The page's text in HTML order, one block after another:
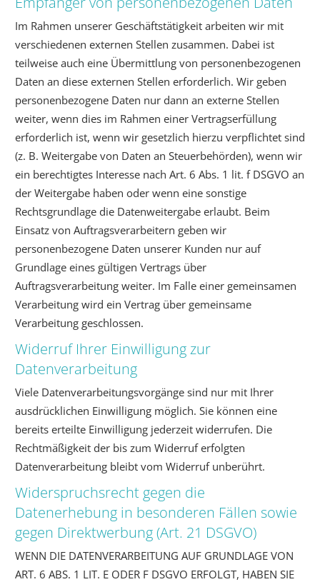
Im Rahmen unserer Geschäftstätigkeit arbeiten wir mit
verschiedenen externen Stellen zusammen. Dabei ist
teilweise auch eine Übermittlung von personenbezogenen
Daten an diese externen Stellen erforderlich. Wir geben
personenbezogene Daten nur dann an externe Stellen
weiter, wenn dies im Rahmen einer Vertragserfüllung
erforderlich ist, wenn wir gesetzlich hierzu verpflichtet sind
(z. B. Weitergabe von Daten an Steuerbehörden), wenn wir
ein berechtigtes Interesse nach Art. 6 Abs. 1 lit. f DSGVO an
der Weitergabe haben oder wenn eine sonstige
Rechtsgrundlage die Datenweitergabe erlaubt. Beim
Einsatz von Auftragsverarbeitern geben wir
personenbezogene Daten unserer Kunden nur auf
Grundlage eines gültigen Vertrags über
Auftragsverarbeitung weiter. Im Falle einer gemeinsamen
Verarbeitung wird ein Vertrag über gemeinsame
Verarbeitung geschlossen.
Widerruf Ihrer Einwilligung zur
Datenverarbeitung
Viele Datenverarbeitungsvorgänge sind nur mit Ihrer
ausdrücklichen Einwilligung möglich. Sie können eine
bereits erteilte Einwilligung jederzeit widerrufen. Die
Rechtmäßigkeit der bis zum Widerruf erfolgten
Datenverarbeitung bleibt vom Widerruf unberührt.
Widerspruchsrecht gegen die
Datenerhebung in besonderen Fällen sowie
gegen Direktwerbung (Art. 21 DSGVO)
WENN DIE DATENVERARBEITUNG AUF GRUNDLAGE VON
ART. 6 ABS. 1 LIT. E ODER F DSGVO ERFOLGT, HABEN SIE